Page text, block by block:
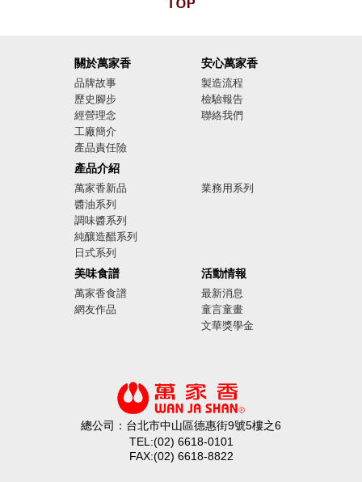
關於萬家香
品牌故事
歷史腳步
經營理念
工廠簡介
產品責任險
廣告影音
產品介紹
萬家香新品
醬油系列
調味醬系列
純釀造醋系列
日式系列
業務用系列
美味食譜
萬家香食譜
網友作品
安心萬家香
製造流程
檢驗報告
聯絡我們
活動情報
最新消息
童言童畫
文華獎學金
總公司：台北市中山區德惠街9號5樓之6
TEL:(02) 6618-0101
FAX:(02) 6618-8822